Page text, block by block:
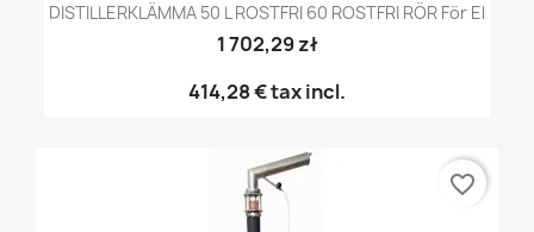
DISTILLERKLÄMMA 50 L ROSTFRI 60 ROSTFRI RÖR För El
1 702,29 zł
414,28 €tax incl.
favorite_border